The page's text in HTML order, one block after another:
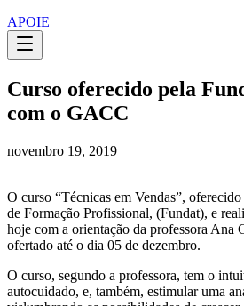
APOIE
Curso oferecido pela
com o GACC
novembro 19, 2019
O curso “Técnicas em Vendas”,
de Formação Profissional, (Fundat), e
hoje com a orientação da professora Ana
ofertado até o dia 05 de dezembro.
O curso, segundo a professora, tem o
autocuidado, e, também, estimular uma